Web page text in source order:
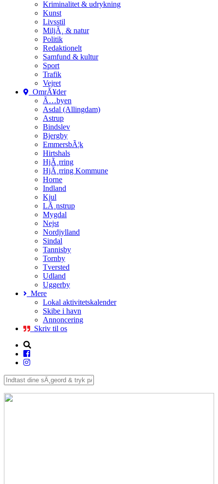
Kriminalitet & udrykning
Kunst
Livsstil
MiljÃ¸ & natur
Politik
Redaktionelt
Samfund & kultur
Sport
Trafik
Vejret
OmrÃ¥der
Ã…byen
Asdal (Allingdam)
Astrup
Bindslev
Bjergby
EmmersbÃ¦k
Hirtshals
HjÃ¸rring
HjÃ¸rring Kommune
Horne
Indland
Kjul
LÃ¸nstrup
Mygdal
Nejst
Nordjylland
Sindal
Tannisby
Tornby
Tversted
Udland
Uggerby
Mere
Lokal aktivitetskalender
Skibe i havn
Annoncering
Skriv til os